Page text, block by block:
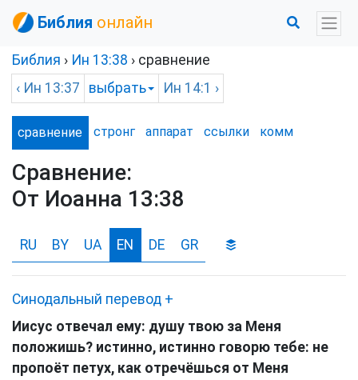
Библия онлайн
Библия › Ин 13:38 › сравнение
‹ Ин 13:37 выбрать Ин 14:1 ›
сравнение стронг аппарат ссылки комм
Сравнение:
От Иоанна 13:38
RU BY UA EN DE GR
Синодальный перевод +
Иисус отвечал ему: душу твою за Меня
положишь? истинно, истинно говорю тебе: не
пропоёт петух, как отречёшься от Меня